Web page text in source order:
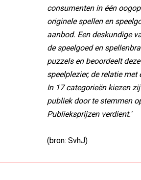
consumenten in één
originele spellen en
aanbod. Een deskundige
de speelgoed en
puzzels en beoordeelt
speelplezier, de relatie
In 17 categorieën kiezen
publiek door te stemmen
Publieksprijzen verdient.'
(bron: SvhJ)